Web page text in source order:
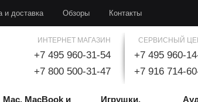
и доставка Обзоры Контакты
ИНТЕРНЕТ МАГАЗИН
+7 495 960-31-54
+7 800 500-31-47
СЕРВИСНЫЙ
+7 495 960-
+7 916 714-
Mac, MacBook и
Игрушки,